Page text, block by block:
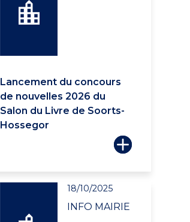
Lancement du concours
de nouvelles 2026 du
Salon du Livre de Soorts-
Hossegor
18/10/2025
INFO MAIRIE